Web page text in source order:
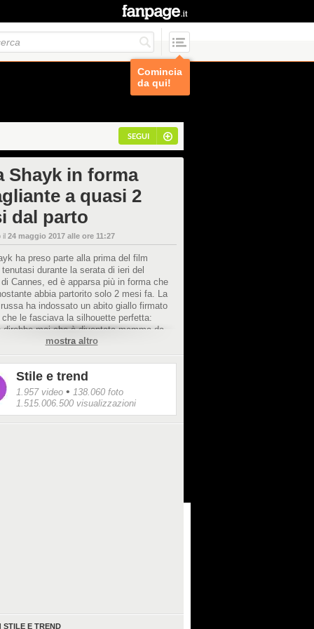
Comincia
da qui!
SEGUI
Shayk in forma
a quasi 2
dal parto
il 24 maggio 2017 alle ore 11:27
ha preso parte alla prima del film
durante la serata di ieri del
Cannes, ed è apparsa più in forma che
abbia partorito solo 2 mesi fa. La
ha indossato un abito giallo firmato
che le fasciava la silhouette perfetta:
direbbe mai che è diventata mamma da
mostra altro
Stile e trend
1.957 video • 138.060 foto
1.515.006.500 visualizzazioni
STILE E TREND